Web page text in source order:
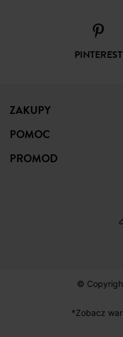
PINTEREST
ZAKUPY
POMOC
PROMOD
©
*Zobacz